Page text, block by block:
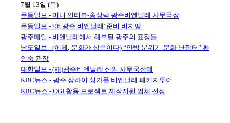
7월 13일 (목)
무등일보 - 미니 인터뷰-송상락 광주비엔날레 사무국장
무등일보 - '06 광주 비엔날레' 준비 비지땀
광주매일 - 비엔날레에서 해부될 광주의 표정들
남도일보 - (이제, 문화가 상품이다) “안방 분위기 문화 난장터” 황
인숙 관장
대한일보 - (재)광주비엔날레 신임 사무국장에
KBC뉴스 - 광주 상하이 싱가폴 비엔날레 패키지투어
KBC뉴스 - CGI 활용 프로젝트 제작지원 업체 선정